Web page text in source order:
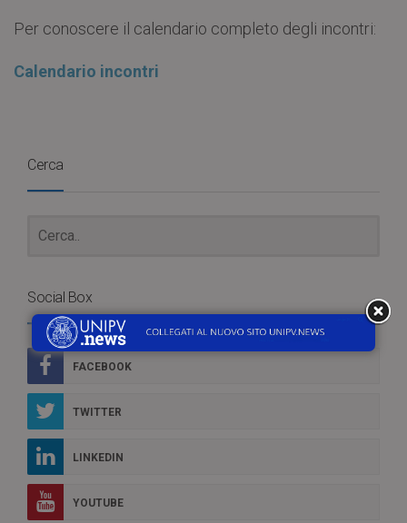
Per conoscere il calendario completo degli incontri:
Calendario incontri
Cerca
Social Box
FACEBOOK
TWITTER
LINKEDIN
YOUTUBE